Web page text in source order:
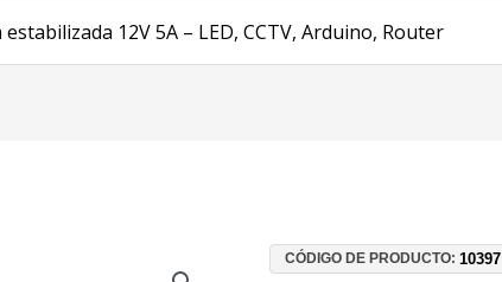
12V 5A – LED, CCTV, Arduino, Router
CÓDIGO DE PRODUCTO:10397
Fuente